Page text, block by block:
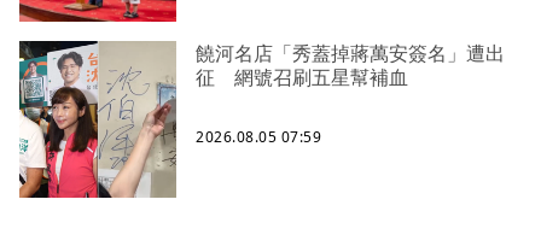
饒河名店「秀蓋掉蔣萬安簽名」遭出
征 網號召刷五星幫補血
2026.08.05 07:59